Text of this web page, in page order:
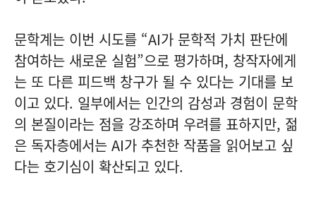
문학계는 이번 시도를 “AI가 문학적 가치 판단에
참여하는 새로운 실험”으로 평가하며, 창작자에게
는 또 다른 피드백 창구가 될 수 있다는 기대를 보
이고 있다. 일부에서는 인간의 감성과 경험이 문학
의 본질이라는 점을 강조하며 우려를 표하지만, 젊
은 독자층에서는 AI가 추천한 작품을 읽어보고 싶
다는 호기심이 확산되고 있다.